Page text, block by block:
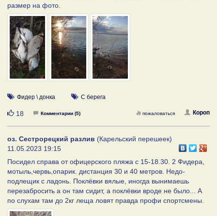
размер на фото.
Фидер \ донка С берега
Нравится
18 Комментарии (5) Короп
пожаловаться
оз. Сестрорецкий разлив (Карельский перешеек)
11.05.2023 19:15
Посидел справа от офицерского пляжа с 15-18.30. 2 Фидера,
мотыль,червь,опарик. дистанция 30 и 40 метров. Недо-
подлещик с ладонь. Поклёвки вялые, иногда вынимаешь
перезабросить а он там сидит, а поклёвки вроде не было... А
по слухам там до 2кг леща ловят правда профи спортсмены.